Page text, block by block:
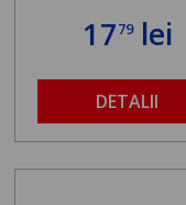
1779lei
DETALII